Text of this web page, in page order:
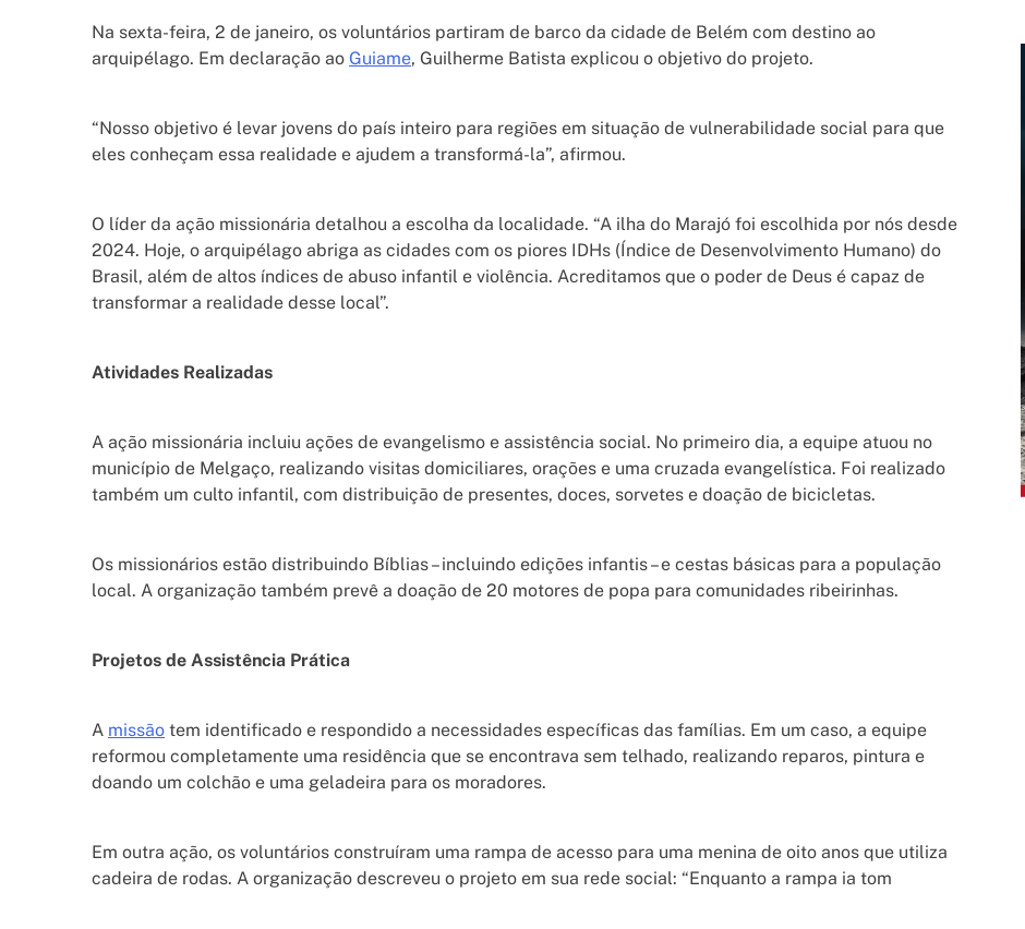
Na sexta-feira, 2 de janeiro, os voluntários partiram de barco da cidade de Belém com destino ao
arquipélago. Em declaração ao Guiame, Guilherme Batista explicou o objetivo do projeto.
“Nosso objetivo é levar jovens do país inteiro para regiões em situação de vulnerabilidade social para que
eles conheçam essa realidade e ajudem a transformá-la”, afirmou.
O líder da ação missionária detalhou a escolha da localidade. “A ilha do Marajó foi escolhida por nós desde
2024. Hoje, o arquipélago abriga as cidades com os piores IDHs (Índice de Desenvolvimento Humano) do
Brasil, além de altos índices de abuso infantil e violência. Acreditamos que o poder de Deus é capaz de
transformar a realidade desse local”.
Atividades Realizadas
A ação missionária incluiu ações de evangelismo e assistência social. No primeiro dia, a equipe atuou no
município de Melgaço, realizando visitas domiciliares, orações e uma cruzada evangelística. Foi realizado
também um culto infantil, com distribuição de presentes, doces, sorvetes e doação de bicicletas.
Os missionários estão distribuindo Bíblias – incluindo edições infantis – e cestas básicas para a população
local. A organização também prevê a doação de 20 motores de popa para comunidades ribeirinhas.
Projetos de Assistência Prática
A missão tem identificado e respondido a necessidades específicas das famílias. Em um caso, a equipe
reformou completamente uma residência que se encontrava sem telhado, realizando reparos, pintura e
doando um colchão e uma geladeira para os moradores.
Em outra ação, os voluntários construíram uma rampa de acesso para uma menina de oito anos que utiliza
cadeira de rodas. A organização descreveu o projeto em sua rede social: “Enquanto a rampa ia tom